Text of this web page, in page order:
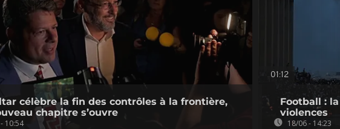
célèbre la fin des contrôles à la frontière,
chapitre s’ouvre
10:54
01:12
Football :
violences
18/06 - 14:23